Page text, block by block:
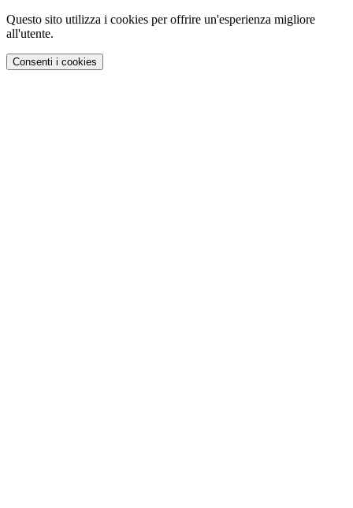
Questo sito utilizza i cookies per offrire un'esperienza migliore
all'utente.
Consenti i cookies